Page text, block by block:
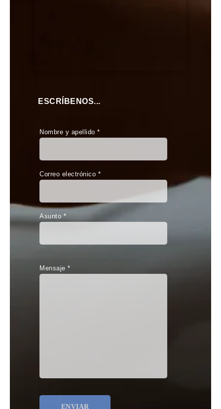
ESCRÍBENOS...
Nombre y apellido *
Correo electrónico *
Asunto *
Mensaje *